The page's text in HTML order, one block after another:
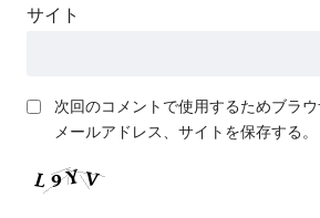
サイト
次回のコメントで使用するためブラウ
メールアドレス、サイトを保存する。